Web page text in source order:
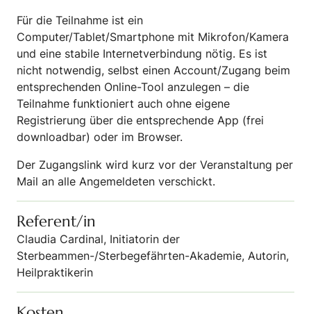
Für die Teilnahme ist ein
Computer/Tablet/Smartphone mit Mikrofon/Kamera
und eine stabile Internetverbindung nötig. Es ist
nicht notwendig, selbst einen Account/Zugang beim
entsprechenden Online-Tool anzulegen – die
Teilnahme funktioniert auch ohne eigene
Registrierung über die entsprechende App (frei
downloadbar) oder im Browser.
Der Zugangslink wird kurz vor der Veranstaltung per
Mail an alle Angemeldeten verschickt.
Referent/in
Claudia Cardinal, Initiatorin der
Sterbeammen-/Sterbegefährten-Akademie, Autorin,
Heilpraktikerin